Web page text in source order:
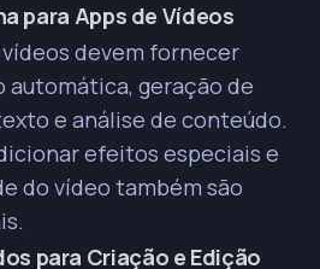
para Apps de Vídeos
vídeos devem fornecer
automática, geração de
e análise de conteúdo.
efeitos especiais e
do vídeo também são
para Criação e Edição